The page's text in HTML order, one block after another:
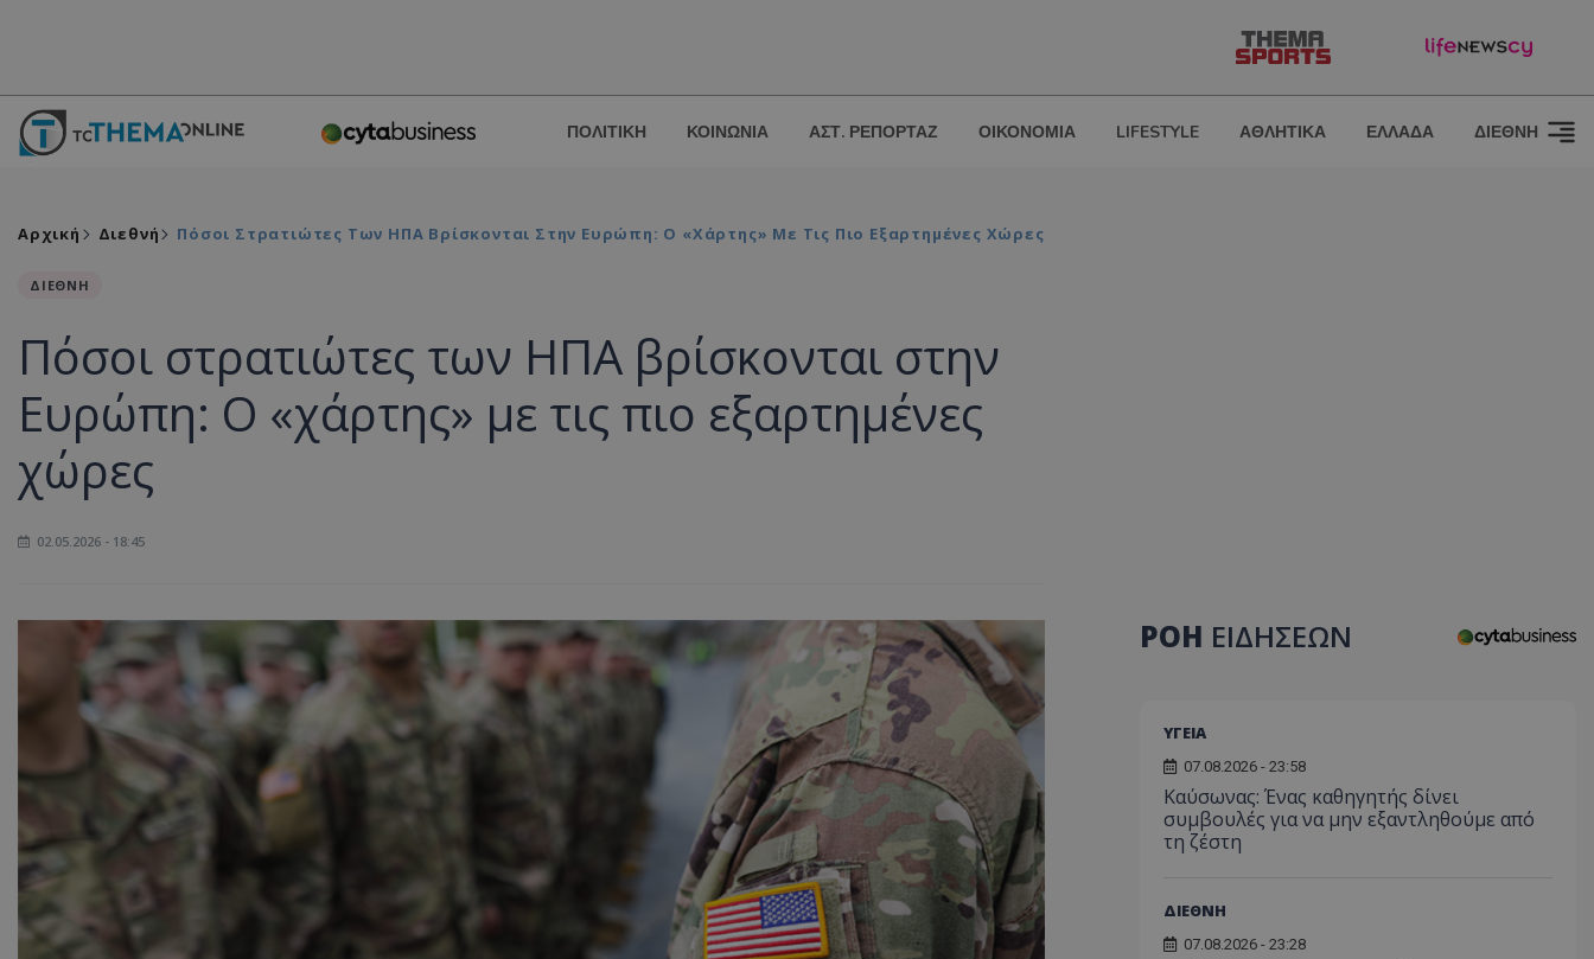
ΠΟΛΙΤΙΚΗ ΚΟΙΝΩΝΙΑ ΑΣΤ. ΡΕΠΟΡΤΑΖ ΟΙΚΟΝΟΜΙΑ LIFESTYLE ΑΘΛΗΤΙΚΑ ΕΛΛΑΔΑ ΔΙΕΘΝΗ
Αρχική Διεθνή Πόσοι Στρατιώτες Των ΗΠΑ Βρίσκονται Στην Ευρώπη: Ο «χάρτης» Με Τις Πιο Εξαρτημένες Χώρες
ΔΙΕΘΝΗ
Πόσοι στρατιώτες των ΗΠΑ βρίσκονται στην
Ευρώπη: Ο «χάρτης» με τις πιο εξαρτημένες
χώρες
02.05.2026 - 18:45
ΡΟΗ ΕΙΔΗΣΕΩΝ
ΥΓΕΙΑ
07.08.2026 - 23:58
Kαύσωνας: Ένας καθηγητής δίνει
συμβουλές για να μην εξαντληθούμε από
τη ζέστη
ΔΙΕΘΝΗ
07.08.2026 - 23:28